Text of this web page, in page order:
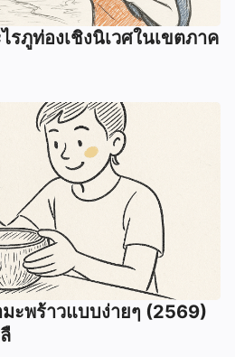
ภูท่องเชิงนิเวศในเขตภาค
ะพร้าวแบบง่ายๆ (2569)